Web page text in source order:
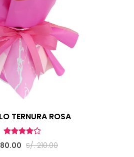
TERNURA ROSA
S/. 210.00